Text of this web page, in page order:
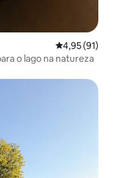
4,95 de uma
4,95 (91)
o lago na natureza